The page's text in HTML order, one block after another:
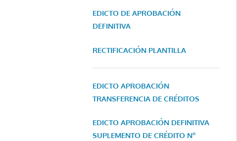
EDICTO DE APROBACIÓN
DEFINITIVA
RECTIFICACIÓN PLANTILLA
EDICTO APROBACIÓN
TRANSFERENCIA DE CRÉDITOS
EDICTO APROBACIÓN DEFINITIVA
SUPLEMENTO DE CRÉDITO Nº